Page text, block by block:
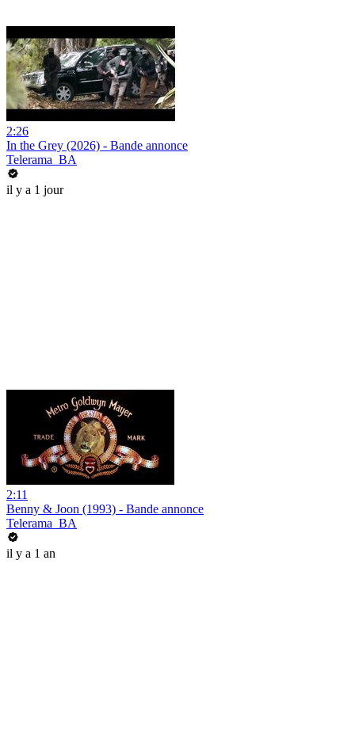
2:26
In the Grey (2026) - Bande annonce
Telerama_BA
il y a 1 jour
2:11
Benny & Joon (1993) - Bande annonce
Telerama_BA
il y a 1 an